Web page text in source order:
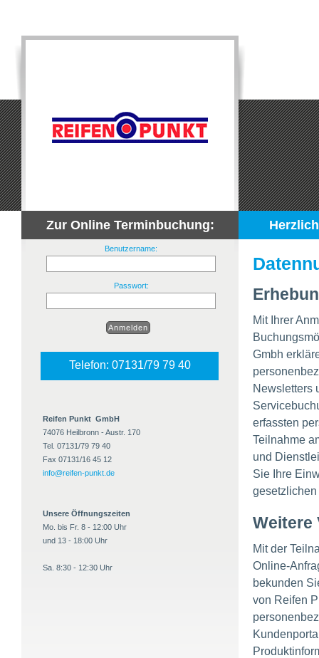
Zur Online Terminbuchung:
Benutzername:
Passwort:
Telefon: 07131/79 79 40
Reifen Punkt GmbH
74076 Heilbronn - Austr. 170
Tel. 07131/79 79 40
Fax 07131/16 45 12
info@reifen-punkt.de
Unsere Öffnungszeiten
Mo. bis Fr. 8 - 12:00 Uhr
und 13 - 18:00 Uhr
Sa. 8:30 - 12:30 Uhr
Mit Ihrer
Gmbh
Newsletters
erfassten
Teilnahme
und
Sie Ihre
Weitere
Mit der
Online-
bekunden
von Reifen